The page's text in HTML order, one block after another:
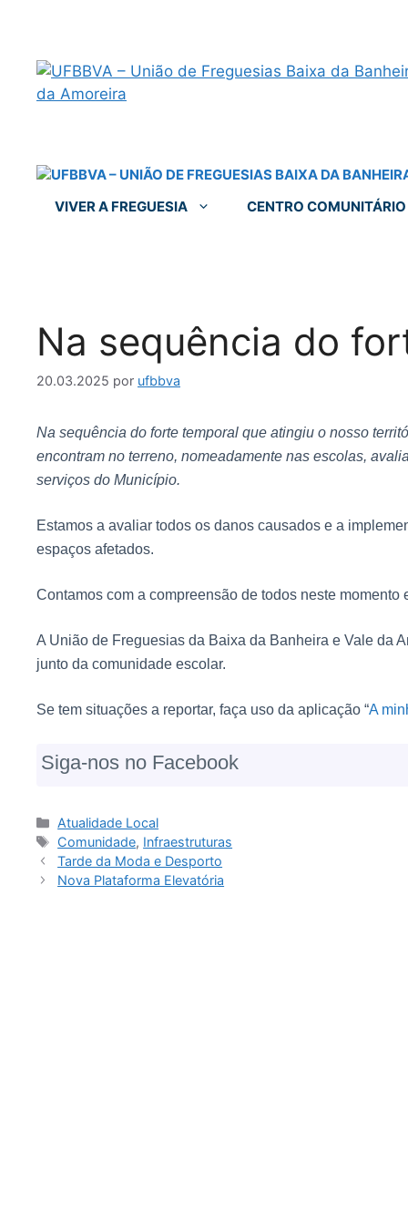
VIVER A FREGUESIA CENTRO COMUNITÁRIO
Na sequência do
20.03.2025 por ufbbva
Na sequência do forte temporal que atingiu o nosso
encontram no terreno, nomeadamente nas escolas,
serviços do Município.
Estamos a avaliar todos os danos causados e a
espaços afetados.
Contamos com a compreensão de todos neste momento
A União de Freguesias da Baixa da Banheira e Vale da
junto da comunidade escolar.
Se tem situações a reportar, faça uso da aplicação “A
Siga-nos no Facebook
Atualidade Local
Comunidade, Infraestruturas
Tarde da Moda e Desporto
Nova Plataforma Elevatória